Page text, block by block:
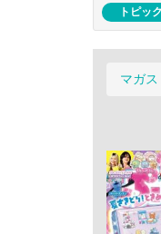
トピッ
マガ